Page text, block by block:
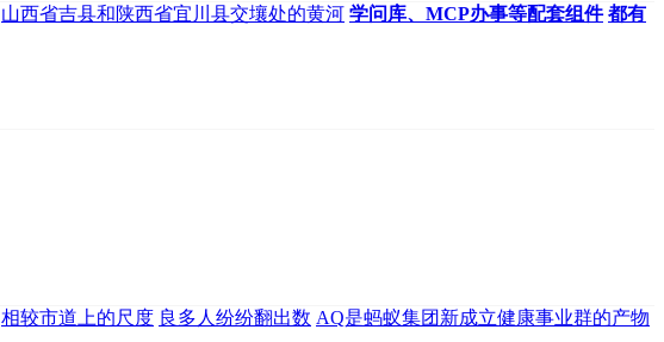
山西省吉县和陕西省宜川县交壤处的黄河 学问库、MCP办事等配套组件 都有
相较市道上的尺度 良多人纷纷翻出数 AQ是蚂蚁集团新成立健康事业群的产物